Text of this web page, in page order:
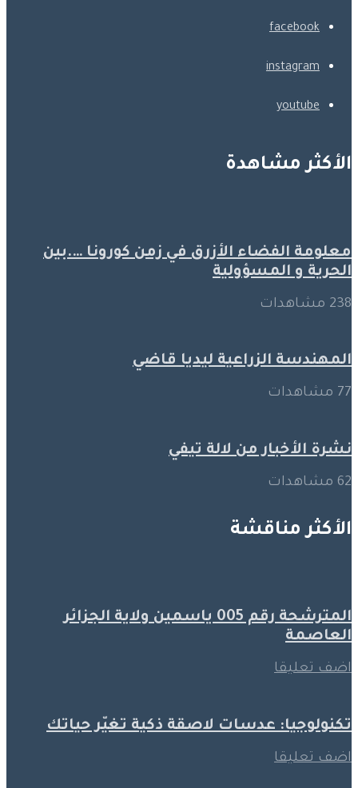
facebook
instagram
youtube
الأكثر مشاهدة
معلومة الفضاء الأزرق في زمن كورونا ….بين
الحرية و المسؤولية
238 مشاهدات
المهندسة الزراعية ليديا قاضي
77 مشاهدات
نشرة الأخبار من لالة تيفي
62 مشاهدات
الأكثر مناقشة
المترشحة رقم 005 ياسمين ولاية الجزائر
العاصمة
اضف تعليقا
تكنولوجيا: عدسات لاصقة ذكية تغيّر حياتك
اضف تعليقا